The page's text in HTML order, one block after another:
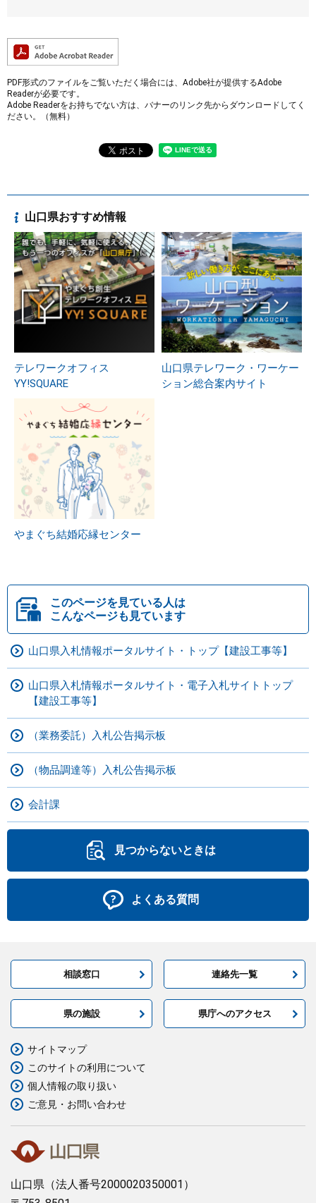
PDF形式のファイルをご覧いただく場合には、Adobe社が提供するAdobe
Readerが必要です。
Adobe Readerをお持ちでない方は、バナーのリンク先からダウンロードしてく
ださい。（無料）
山口県おすすめ情報
テレワークオフィス
YY!SQUARE
山口県テレワーク・ワーケー
ション総合案内サイト
やまぐち結婚応縁センター
このページを見ている人は
こんなページも見ています
山口県入札情報ポータルサイト・トップ【建設工事等】
山口県入札情報ポータルサイト・電子入札サイトトップ
【建設工事等】
（業務委託）入札公告掲示板
（物品調達等）入札公告掲示板
会計課
見つからないときは
よくある質問
相談窓口 連絡先一覧
県の施設 県庁へのアクセス
山口県 （法人番号2000020350001）
サイトマップ
このサイトの利用について
個人情報の取り扱い
ご意見・お問い合わせ